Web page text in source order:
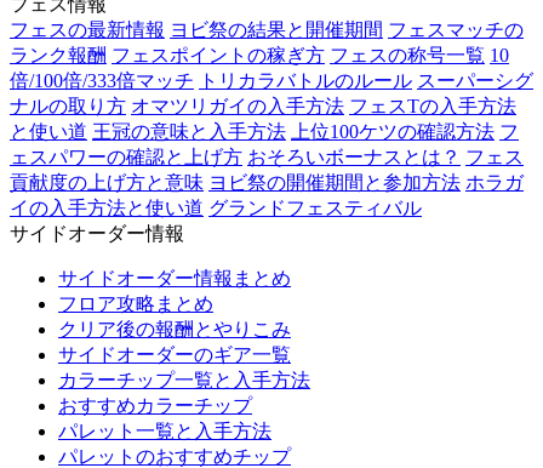
フェス情報
フェスの最新情報 ヨビ祭の結果と開催期間 フェスマッチの
ランク報酬 フェスポイントの稼ぎ方 フェスの称号一覧 10
倍/100倍/333倍マッチ
トリカラバトルのルール スーパーシグ
ナルの取り方 オマツリガイの入手方法 フェスTの入手方法
と使い道 王冠の意味と入手方法 上位100ケツの確認方法 フ
ェスパワーの確認と上げ方 おそろいボーナスとは？ フェス
貢献度の上げ方と意味 ヨビ祭の開催期間と参加方法 ホラガ
イの入手方法と使い道 グランドフェスティバル
サイドオーダー情報
サイドオーダー情報まとめ
フロア攻略まとめ
クリア後の報酬とやりこみ
サイドオーダーのギア一覧
カラーチップ一覧と入手方法
おすすめカラーチップ
パレット一覧と入手方法
パレットのおすすめチップ